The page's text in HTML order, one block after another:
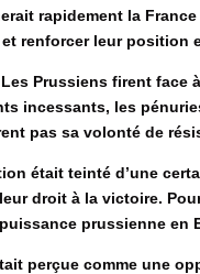
rapidement la
renforcer leur position
Prussiens firent
incessants, les
pas sa volonté de
était teinté d’une
droit à la victoire.
prussienne en
perçue comme une